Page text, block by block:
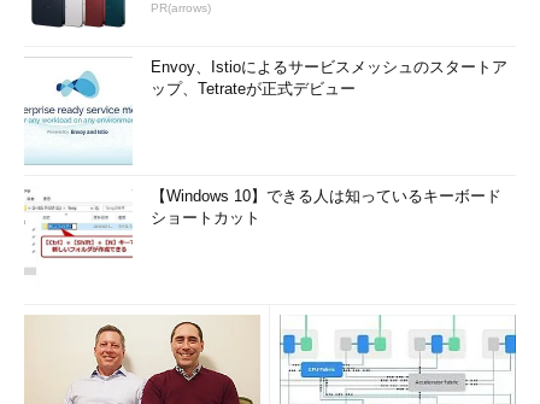
PR(arrows)
Envoy、Istioによるサービスメッシュのスタートア
ップ、Tetrateが正式デビュー
【Windows 10】できる人は知っているキーボード
ショートカット